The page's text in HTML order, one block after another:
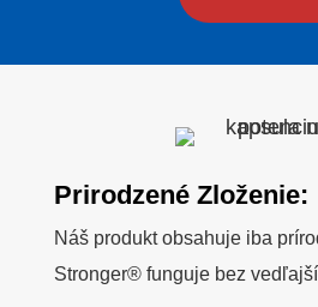
Prirodzené Zloženie:
Náš produkt obsahuje iba
Stronger® funguje bez